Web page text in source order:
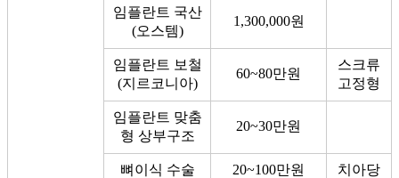
임플란트 국산
(오스템)
1,300,000원
임플란트 보철
(지르코니아)
60~80만원
스크류
고정형
임플란트 맞춤
형 상부구조
20~30만원
뼈이식 수술 20~100만원 치아당